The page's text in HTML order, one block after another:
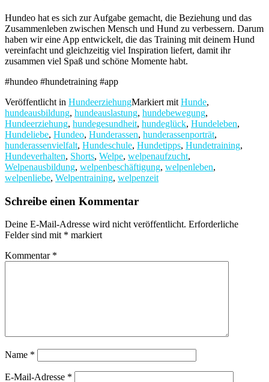
Hundeo hat es sich zur Aufgabe gemacht, die Beziehung und das
Zusammenleben zwischen Mensch und Hund zu verbessern. Darum
haben wir eine App entwickelt, die das Training mit deinem Hund
vereinfacht und gleichzeitig viel Inspiration liefert, damit ihr
zusammen viel Spaß und schöne Momente habt.
#hundeo #hundetraining #app
Veröffentlicht in HundeerziehungMarkiert mit Hunde,
hundeausbildung, hundeauslastung, hundebewegung,
Hundeerziehung, hundegesundheit, hundeglück, Hundeleben,
Hundeliebe, Hundeo, Hunderassen, hunderassenporträt,
hunderassenvielfalt, Hundeschule, Hundetipps, Hundetraining,
Hundeverhalten, Shorts, Welpe, welpenaufzucht,
Welpenausbildung, welpenbeschäftigung, welpenleben,
welpenliebe, Welpentraining, welpenzeit
Schreibe einen Kommentar
Deine E-Mail-Adresse wird nicht veröffentlicht. Erforderliche
Felder sind mit * markiert
Kommentar *
Name *
E-Mail-Adresse *